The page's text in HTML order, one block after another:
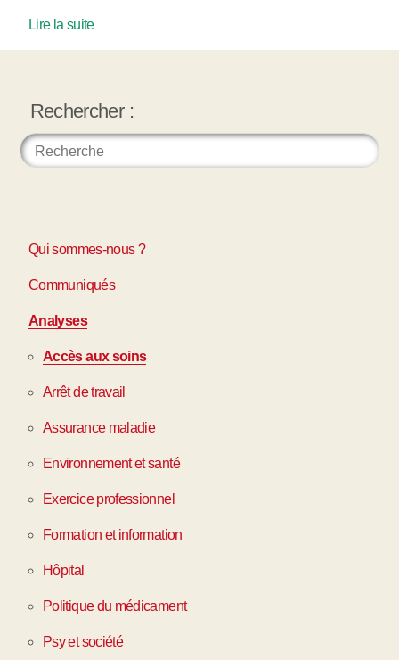
Lire la suite
Rechercher :
Qui sommes-nous ?
Communiqués
Analyses
Accès aux soins
Arrêt de travail
Assurance maladie
Environnement et santé
Exercice professionnel
Formation et information
Hôpital
Politique du médicament
Psy et société